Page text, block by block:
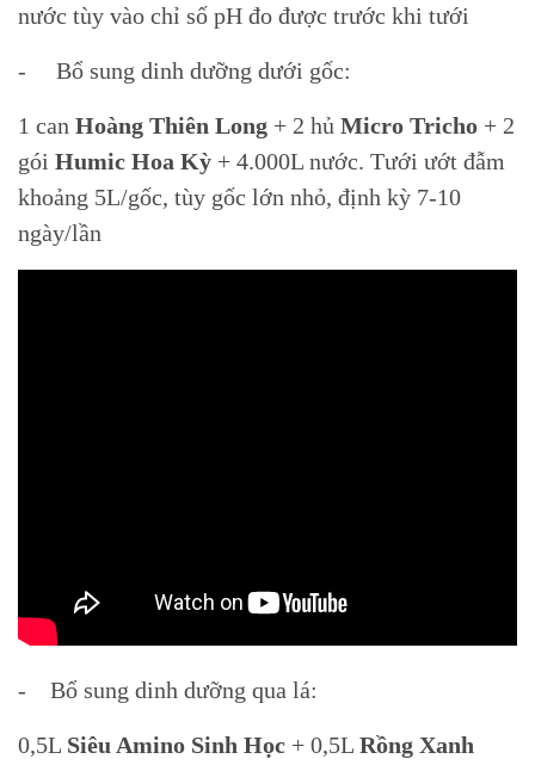
nước tùy vào chỉ số pH đo được trước khi tưới
- Bổ sung dinh dưỡng dưới gốc:
1 can Hoàng Thiên Long + 2 hủ Micro Tricho + 2
gói Humic Hoa Kỳ + 4.000L nước. Tưới ướt đẫm
khoảng 5L/gốc, tùy gốc lớn nhỏ, định kỳ 7-10
ngày/lần
- Bổ sung dinh dưỡng qua lá:
0,5L Siêu Amino Sinh Học + 0,5L Rồng Xanh